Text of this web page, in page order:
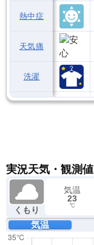
熱中症
天気痛
洗濯
実況天気・観測値
くもり
気温
23
℃
気温